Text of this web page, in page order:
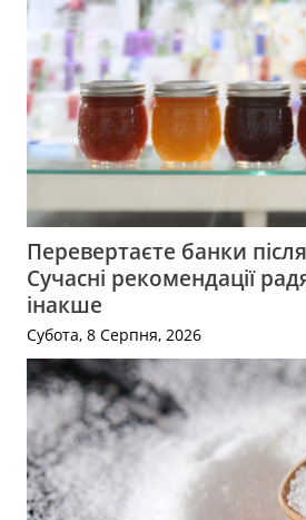
Перевертаєте банки
Сучасні рекомендації
інакше
Субота, 8 Серпня, 2026